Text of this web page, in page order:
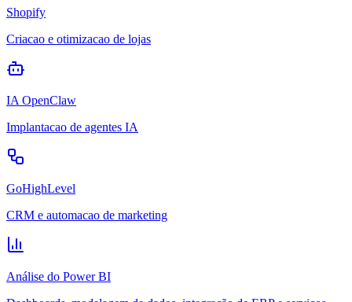
Shopify
Criacao e otimizacao de lojas
IA OpenClaw
Implantacao de agentes IA
GoHighLevel
CRM e automacao de marketing
Análise do Power BI